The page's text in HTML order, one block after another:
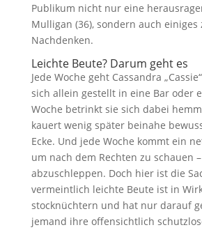
Publikum nicht nur eine
Mulligan (36), sondern auch einiges
Nachdenken.
Leichte Beute? Darum geht es
Jede Woche geht Cassandra
sich allein gestellt in eine Bar oder
Woche betrinkt sie sich dabei
kauert wenig später beinahe
Ecke. Und jede Woche kommt ein
um nach dem Rechten zu schauen
abzuschleppen. Doch hier ist die
vermeintlich leichte Beute ist in
stocknüchtern und hat nur darauf
jemand ihre offensichtlich